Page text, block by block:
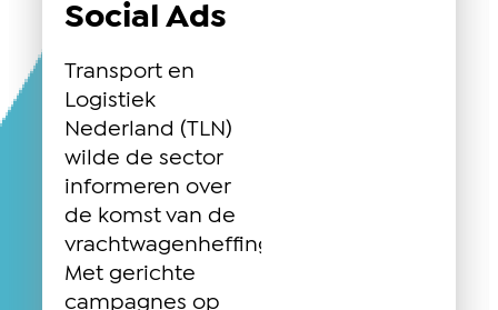
Social Ads
Transport en
Logistiek
Nederland (TLN)
wilde de sector
informeren over
de komst van de
vrachtwagenheffing.
Met gerichte
campagnes op